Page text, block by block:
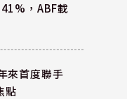
，ABF載
來首度聯手
點